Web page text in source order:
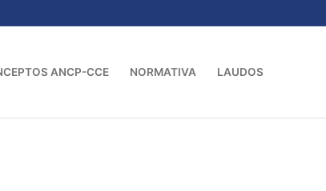
ANCP-CCE NORMATIVA LAUDOS